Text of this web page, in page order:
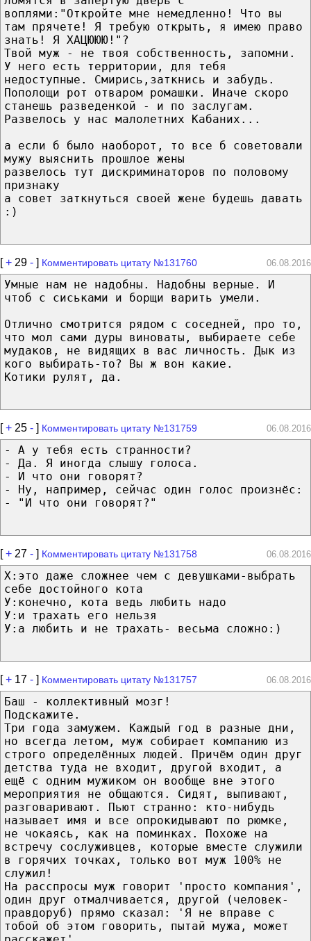
воплями:"Откройте мне немедленно! Что вы
там прячете! Я требую открыть, я имею право
знать! Я ХАЦЮЮЮ!"?
Твой муж - не твоя собственность, запомни.
У него есть территории, для тебя
недоступные. Смирись,заткнись и забудь.
Пополощи рот отваром ромашки. Иначе скоро
станешь разведенкой - и по заслугам.
Развелось у нас малолетних Кабаних...
а если б было наоборот, то все б советовали
мужу выяснить прошлое жены
развелось тут дискриминаторов по половому
признаку
а совет заткнуться своей жене будешь давать
:)
[+ 29 - ] Комментировать цитату №131760 06.08.2016
Умные нам не надобны. Надобны верные. И
чтоб с сиськами и борщи варить умели.
Отлично смотрится рядом с соседней, про то,
что мол сами дуры виноваты, выбираете себе
мудаков, не видящих в вас личность. Дык из
кого выбирать-то? Вы ж вон какие.
Котики рулят, да.
[+ 25 - ] Комментировать цитату №131759 06.08.2016
- А у тебя есть странности?
- Да. Я иногда слышу голоса.
- И что они говорят?
- Ну, например, сейчас один голос произнёс:
- "И что они говорят?"
[+ 27 - ] Комментировать цитату №131758 06.08.2016
Х:это даже сложнее чем с девушками-выбрать
себе достойного кота
У:конечно, кота ведь любить надо
У:и трахать его нельзя
У:а любить и не трахать- весьма сложно:)
[+ 17 - ] Комментировать цитату №131757 06.08.2016
Баш - коллективный мозг!
Подскажите.
Три года замужем. Каждый год в разные дни,
но всегда летом, муж собирает компанию из
строго определённых людей. Причём один друг
детства туда не входит, другой входит, а
ещё с одним мужиком он вообще вне этого
мероприятия не общаются. Сидят, выпивают,
разговаривают. Пьют странно: кто-нибудь
называет имя и все опрокидывают по рюмке,
не чокаясь, как на поминках. Похоже на
встречу сослуживцев, которые вместе служили
в горячих точках, только вот муж 100% не
служил!
На расспросы муж говорит 'просто компания',
один друг отмалчивается, другой (человек-
правдоруб) прямо сказал: 'Я не вправе с
тобой об этом говорить, пытай мужа, может